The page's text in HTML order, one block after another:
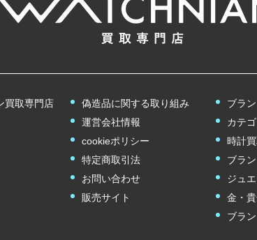
買取専門店
偽造品に関する取り組み
運営会社情報
cookieポリシー
特定商取引法
お問い合わせ
販売サイト
ブラ
カテ
時計
ブラ
ジュ
金・
ブラ